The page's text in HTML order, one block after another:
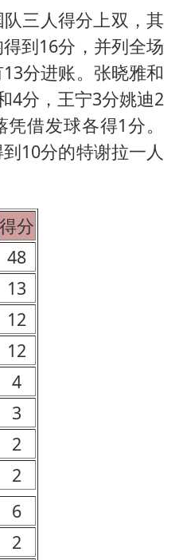
三人得分上双，其
到16分，并列全场
分进账。张晓雅和
4分，王宁3分姚迪2
借发球各得1分。
10分的特谢拉一人
得分
48
13
12
12
4
3
2
2
6
2